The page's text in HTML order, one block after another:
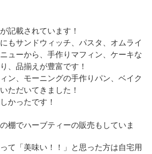
記載されています！
もサンドウィッチ、パスタ、オムライ
ューから、手作りマフィン、ケーキな
、品揃えが豊富です！
ン、モーニングの手作りパン、ベイク
ただいてきました！
かったです！
棚でハーブティーの販売もしていま
て「美味い！！」と思った方は自宅用